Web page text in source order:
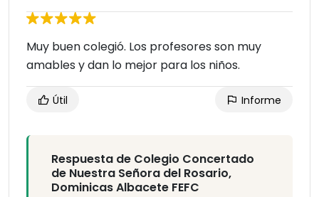
Muy buen colegió. Los profesores son muy
amables y dan lo mejor para los niños.
Útil Informe
Respuesta de Colegio Concertado
de Nuestra Señora del Rosario,
Dominicas Albacete FEFC